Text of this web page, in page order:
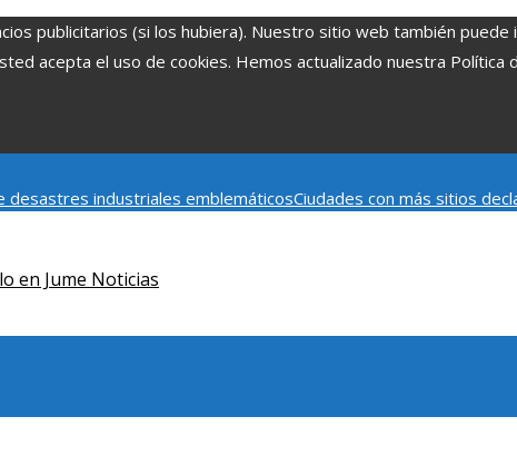
publicitarios (si los hubiera). Nuestro sitio web también puede
acepta el uso de cookies. Hemos actualizado nuestra Política
desastres industriales emblemáticosCiudades con más sitios
en Jume Noticias